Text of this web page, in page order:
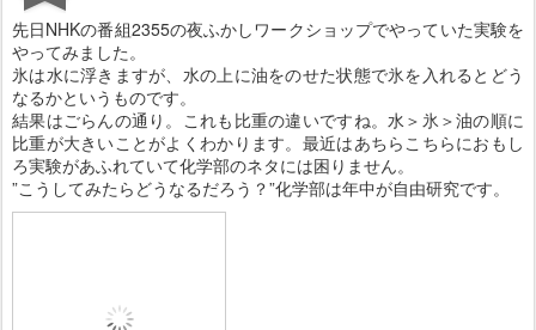
先日NHKの番組2355の夜ふかしワークショップでやっていた実験を
やってみました。
氷は水に浮きますが、水の上に油をのせた状態で氷を入れるとどう
なるかというものです。
結果はごらんの通り。これも比重の違いですね。水＞氷＞油の順に
比重が大きいことがよくわかります。最近はあちらこちらにおもし
ろ実験があふれていて化学部のネタには困りません。
”こうしてみたらどうなるだろう？”化学部は年中が自由研究です。